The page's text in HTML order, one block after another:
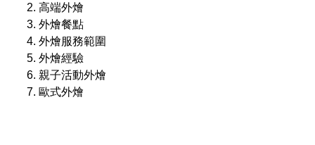
高端外燴
外燴餐點
外燴服務範圍
外燴經驗
親子活動外燴
歐式外燴